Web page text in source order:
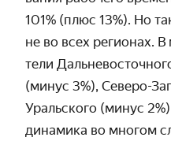
101% (плюс 13%). Но
не во всех регионах.
тели
(минус 3%), Северо-
Уральского (минус
динамика во многом